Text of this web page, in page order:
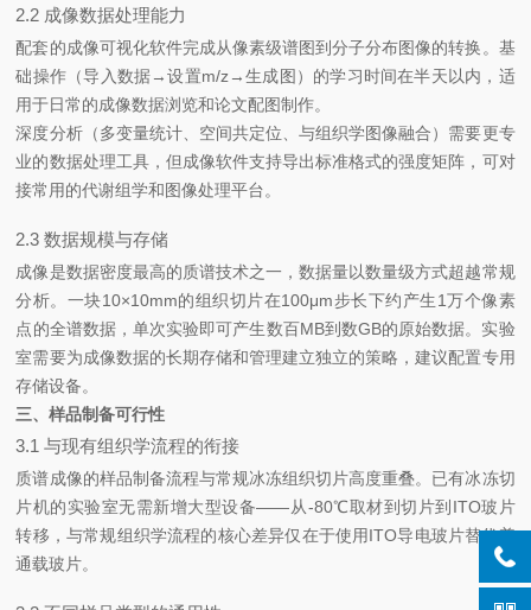
2.2 成像数据处理能力
配套的成像可视化软件完成从像素级谱图到分子分布图像的转换。基
础操作（导入数据→设置m/z→生成图）的学习时间在半天以内，适
用于日常的成像数据浏览和论文配图制作。
深度分析（多变量统计、空间共定位、与组织学图像融合）需要更专
业的数据处理工具，但成像软件支持导出标准格式的强度矩阵，可对
接常用的代谢组学和图像处理平台。
2.3 数据规模与存储
成像是数据密度最高的质谱技术之一，数据量以数量级方式超越常规
分析。一块10×10mm的组织切片在100μm步长下约产生1万个像素
点的全谱数据，单次实验即可产生数百MB到数GB的原始数据。实验
室需要为成像数据的长期存储和管理建立独立的策略，建议配置专用
存储设备。
三、样品制备可行性
3.1 与现有组织学流程的衔接
质谱成像的样品制备流程与常规冰冻组织切片高度重叠。已有冰冻切
片机的实验室无需新增大型设备——从-80℃取材到切片到ITO玻片
转移，与常规组织学流程的核心差异仅在于使用ITO导电玻片替代普
通载玻片。